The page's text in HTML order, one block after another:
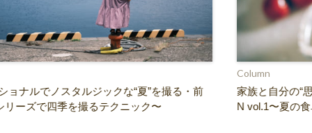
ョナルでノスタルジックな“夏”を撮る・前
リーズで四季を撮るテクニック〜
Column
家族と自分の“
N vol.1〜夏の